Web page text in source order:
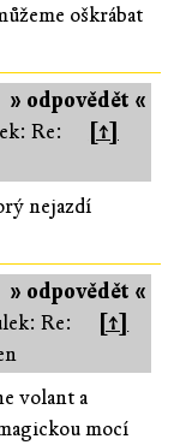
oškrábat
» odpovědět «
Re:
[↑]
nejazdí
» odpovědět «
Re:
[↑]
volant a
mocí